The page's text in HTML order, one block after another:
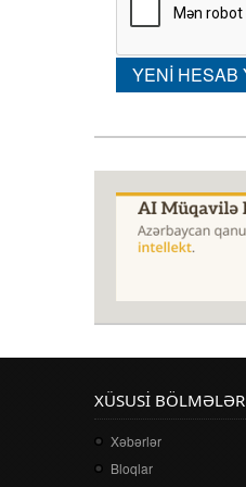
XÜSUSI BÖLMƏLƏR
Xəbərlər
Bloqlar